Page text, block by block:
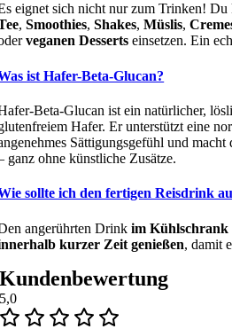
eignet sich nicht nur zum Trinken!
,Smoothies,Shakes,Müslis,
veganen Desserts einsetzen. Ein
ist Hafer-Beta-Glucan?
Beta-Glucan ist ein natürlicher,
Hafer. Er unterstützt eine
Sättigungsgefühl und
ganz ohne künstliche Zusätze.
sollte ich den fertigen Reisdrink
angerührten Drinkim Kühlschrank
kurzer Zeit genießen, damit
Kundenbewertung
5,0